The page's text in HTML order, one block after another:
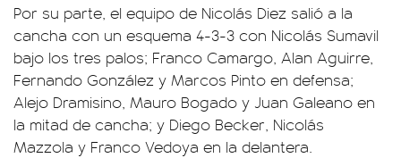
Por su parte, el equipo de Nicolás Diez salió a la
cancha con un esquema 4-3-3 con Nicolás Sumavil
bajo los tres palos; Franco Camargo, Alan Aguirre,
Fernando González y Marcos Pinto en defensa;
Alejo Dramisino, Mauro Bogado y Juan Galeano en
la mitad de cancha; y Diego Becker, Nicolás
Mazzola y Franco Vedoya en la delantera.